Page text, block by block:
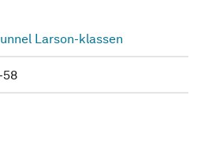
Larson-klassen
58